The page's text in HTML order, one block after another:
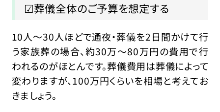
☑葬儀全体のご予算を想定する
10人〜30人ほどで通夜・葬儀を2日間かけて行
う家族葬の場合、約30万〜80万円の費用で行
われるのがほとんです。葬儀費用は葬儀によって
変わりますが、100万円くらいを相場と考えてお
きましょう。